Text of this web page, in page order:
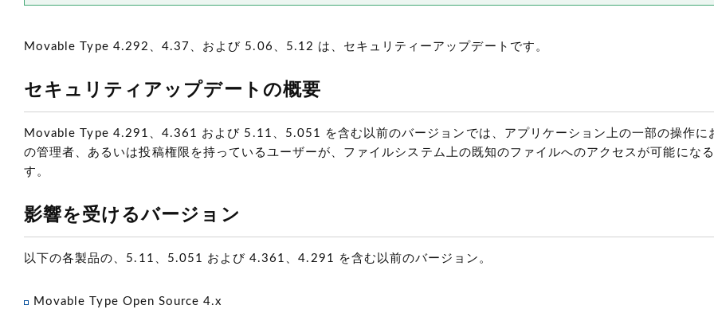
Movable Type 4.292、4.37、および 5.06、5.12 は、セキュリティーアップデートです。
セキュリティアップデートの概要
Movable Type 4.291、4.361 および 5.11、5.051 を含む以前のバージョンでは、アプリケーション上の一部の操作に
の管理者、あるいは投稿権限を持っているユーザーが、ファイルシステム上の既知のファイルへのアクセスが可能にな
す。
影響を受けるバージョン
以下の各製品の、5.11、5.051 および 4.361、4.291 を含む以前のバージョン。
Movable Type Open Source 4.x